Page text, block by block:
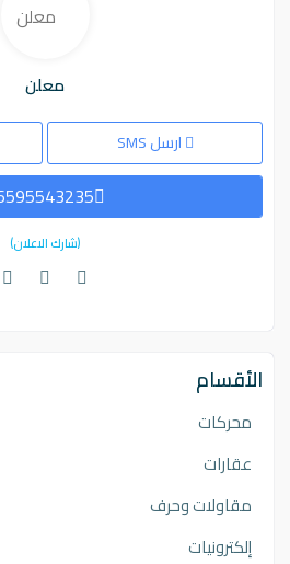
معلن
ارسل SMS
(شارك الاعلان)
الأقسام
محركات
عقارات
مقاولات وحرف
إلكترونيات